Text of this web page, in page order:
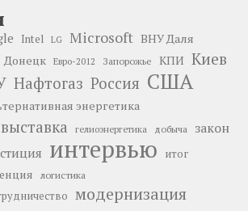
Intel LG Microsoft ВНУ Даля
Донецк Евро-2012 Запорожье КПИ Киев
Нафтогаз Россия США
энергетика
выставка гелиоэнергетика добыча закон
интервью итог
логистика
модернизация